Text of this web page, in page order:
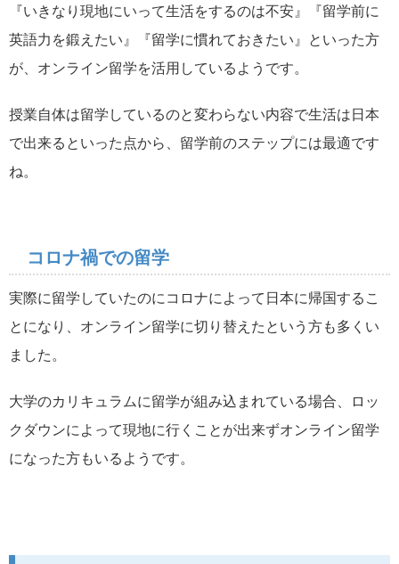
『いきなり現地にいって生活をするのは不安』『留学前に
英語力を鍛えたい』『留学に慣れておきたい』といった方
が、オンライン留学を活用しているようです。
授業自体は留学しているのと変わらない内容で生活は日本
で出来るといった点から、留学前のステップには最適です
ね。
コロナ禍での留学
実際に留学していたのにコロナによって日本に帰国するこ
とになり、オンライン留学に切り替えたという方も多くい
ました。
大学のカリキュラムに留学が組み込まれている場合、ロッ
クダウンによって現地に行くことが出来ずオンライン留学
になった方もいるようです。